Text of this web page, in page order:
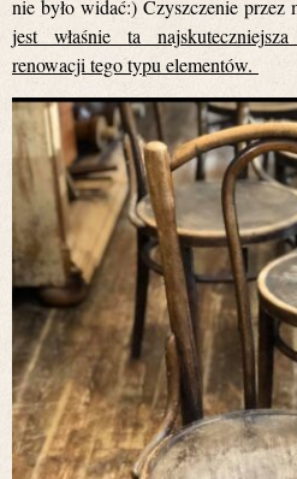
nie było widać:) Czyszczenie przez
jest właśnie ta
renowacji tego typu elementów.